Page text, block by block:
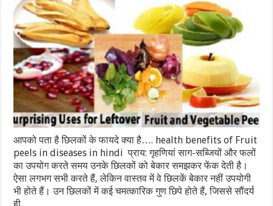
आपको पता है छिलकों के फायदे क्या है…. health benefits of Fruit
peels in diseases in hindi प्राय: गृहणियां साग-सब्जियों और फलों
का उपयोग करते समय उनके छिलकों को बेकार समझकर फेंक देती है।
ऐसा लगभग सभी करते हैं, लेकिन वास्तव में वे छिलकें बेकार नहीं उपयोगी
भी होते हैं। उन छिलकों में कई चमत्कारिक गुण छिपे होते हैं, जिससे सौंदर्य
ही …